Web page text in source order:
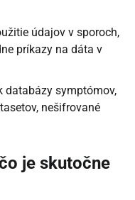
údajov v sporoch,
príkazy na dáta v
databázy symptómov,
nešifrované
je skutočne